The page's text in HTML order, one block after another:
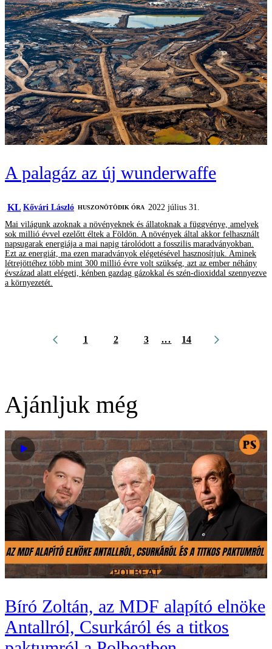
A palagáz az új wunderwaffe
KL Kővári László HUSZONÖTÖDIK ÓRA 2022 július 31.
Mai világunk azoknak a növényeknek és állatoknak a függvénye, amelyek
sok millió évvel ezelőtt éltek a Földön. A növények által akkor felhasznált
napsugarak energiája a mai napig tárolódott a fosszilis maradványokban.
Ezt az energiát, ma ezen maradványok elégetésével hasznosítjuk. Aminek
létrejöttéhez több mint 300 millió évre volt szükség, azt az ember néhány
évszázad alatt elégeti, kénben gazdag gázokkal és szén-dioxiddal szennyezve
a környezetét.
1 2 3 ... 14
Ajánljuk még
Bíró Zoltán, az MDF alapító elnöke
Antallról, Csurkáról és a titkos